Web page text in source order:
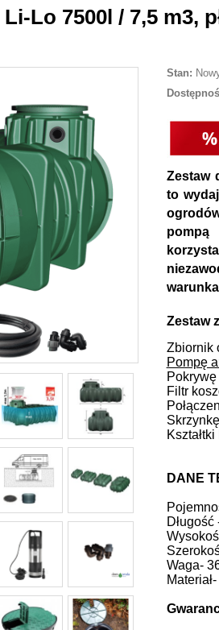
Lo 7500l / 7,5 m3,
Stan:
Zestaw
to
pompą
Zestaw
Zbiornik
Pompę
Pokrywę
Filtr
DANE
Waga-
Materiał-